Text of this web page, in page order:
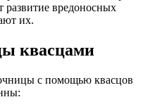
вредоносных
их.
квасцами
с помощью квасцов